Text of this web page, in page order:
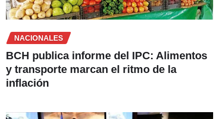
NACIONALES
BCH publica informe del IPC: Alimentos
y transporte marcan el ritmo de la
inflación